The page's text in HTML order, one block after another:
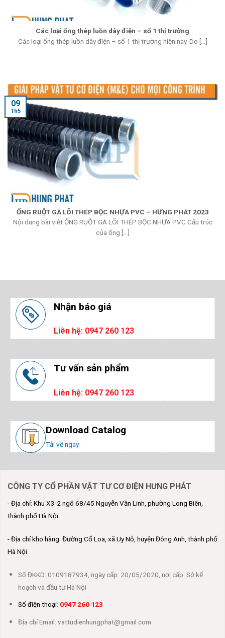
Các loại ống thép luồn dây điện – số 1 thị trường
Các loại ống thép luồn dây điện – số 1 thị trường hiện nay. Do [...]
ỐNG RUỘT GÀ LÕI THÉP BỌC NHỰA PVC – HƯNG PHÁT 2023
Nội dung bài viết ỐNG RUỘT GÀ LÕI THÉP BỌC NHỰA PVC Cấu trúc
của ống [...]
09
Th5
Nhận báo giá
Liên hệ: 0947 260 123
Tư vấn sản phẩm
Liên hệ: 0947 260 123
Download Catalog
Tải về ngay.
CÔNG TY CỔ PHẦN VẬT TƯ CƠ ĐIỆN HƯNG PHÁT
- Địa chỉ: Khu X3-2 ngõ 68/45 Nguyễn Văn Linh, phường Long Biên,
thành phố Hà Nội
- Địa chỉ kho hàng: Đường Cổ Loa, xã Uy Nỗ, huyện Đông Anh, thành phố
Hà Nội
Số ĐKKD: 0109187934, ngày cấp: 20/05/2020, nơi cấp: Sở kế
hoạch và đầu tư Hà Nội
Số điện thoại: 0947 260 123
Địa chỉ Email: vattudienhungphat@gmail.com